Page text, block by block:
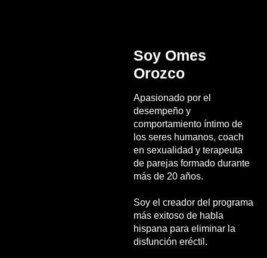
Soy Omes
Orozco
Apasionado por el
desempeño y
comportamiento íntimo de
los seres humanos, coach
en sexualidad y terapeuta
de parejas formado durante
más de 20 años.
Soy el creador del programa
más exitoso de habla
hispana para eliminar la
disfunción eréctil.